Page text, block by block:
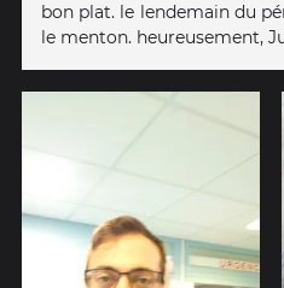
bon plat. le lendemain du
le menton. heureusement,